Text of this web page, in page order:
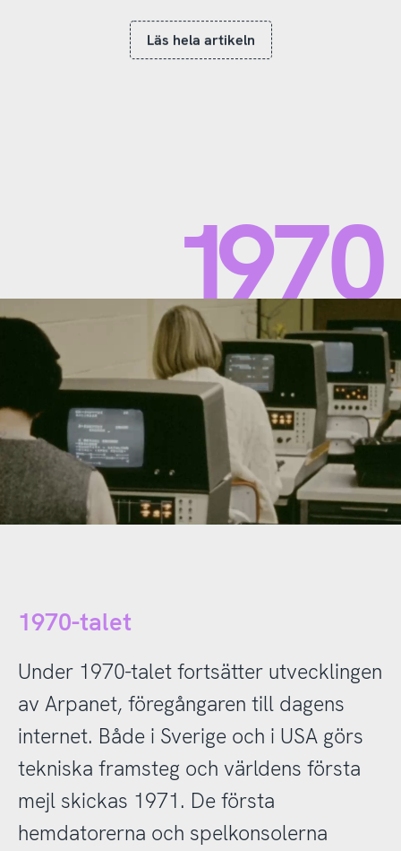
Läs hela artikeln
1970
1970-talet
Under 1970-talet fortsätter utvecklingen
av Arpanet, föregångaren till dagens
internet. Både i Sverige och i USA görs
tekniska framsteg och världens första
mejl skickas 1971. De första
hemdatorerna och spelkonsolerna